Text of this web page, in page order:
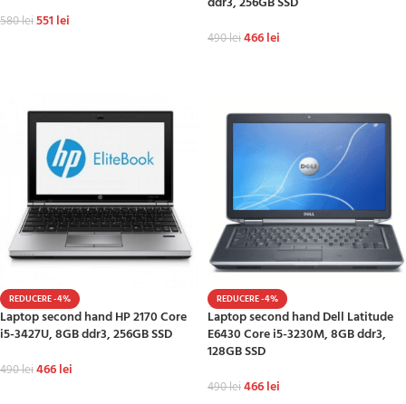
580lei551 lei
490lei466lei
REDUCERE -4%
Laptop second hand HP 2170 Core
i5-3427U, 8GB ddr3, 256GB SSD
490lei466lei
REDUCERE -4%
Laptop second hand Dell Latitude
E6430 Core i5-3230M, 8GB ddr3,
128GB SSD
490lei466lei